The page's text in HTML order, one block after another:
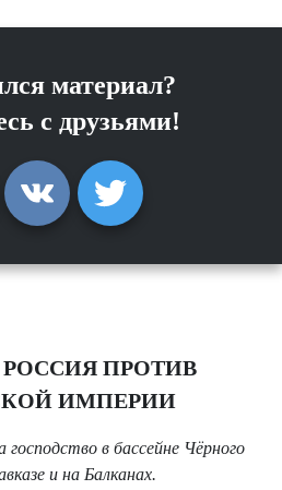
материал?
с друзьями!
РОССИЯ ПРОТИВ
ИМПЕРИИ
господство в бассейне Чёрного
и на Балканах.